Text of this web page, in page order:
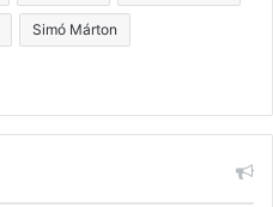
Simó Márton